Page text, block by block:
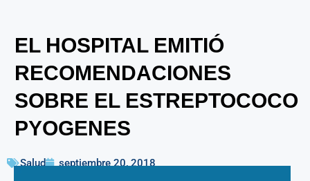
EL HOSPITAL EMITIÓ
RECOMENDACIONES
SOBRE EL ESTREPTOCOCO
PYOGENES
Salud septiembre 20, 2018